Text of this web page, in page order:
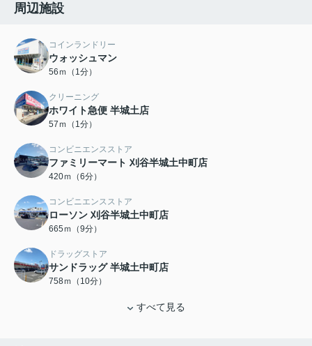
周辺施設
コインランドリー
ウォッシュマン
56ｍ（1分）
クリーニング
ホワイト急便 半城土店
57ｍ（1分）
コンビニエンスストア
ファミリーマート 刈谷半城土中町店
420ｍ（6分）
コンビニエンスストア
ローソン 刈谷半城土中町店
665ｍ（9分）
ドラッグストア
サンドラッグ 半城土中町店
758ｍ（10分）
すべて見る